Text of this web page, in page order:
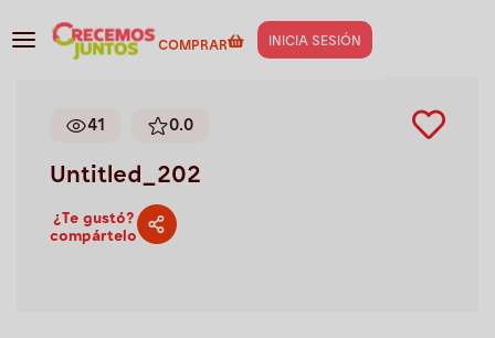
COMPRAR INICIA SESIÓN
Gestión de negocios>Untitled_202
41 0.0
Untitled_202
¿Te gustó?
compártelo